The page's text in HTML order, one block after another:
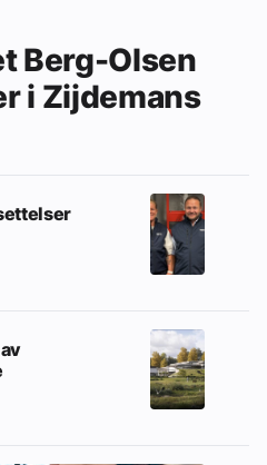
Berg-Olsen
i Zijdemans